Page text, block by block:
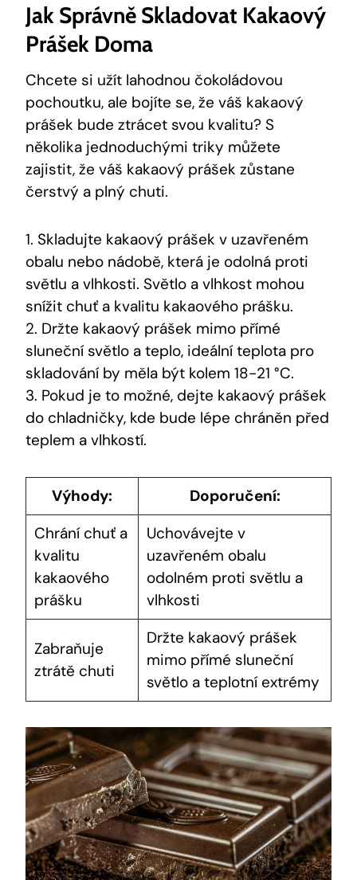
Jak Správně Skladovat Kakaový
Prášek Doma
Chcete si užít lahodnou čokoládovou
pochoutku, ale bojíte se, že váš kakaový
prášek bude ztrácet svou kvalitu? S
několika jednoduchými triky můžete
zajistit, že váš kakaový prášek zůstane
čerstvý a plný chuti.
1. Skladujte kakaový prášek v uzavřeném
obalu nebo nádobě, která je odolná proti
světlu a vlhkosti. Světlo a vlhkost mohou
snížit chuť a kvalitu kakaového prášku.
2. Držte kakaový prášek mimo přímé
sluneční světlo a teplo, ideální teplota pro
skladování by měla být kolem 18-21 °C.
3. Pokud je to možné, dejte kakaový prášek
do chladničky, kde bude lépe chráněn před
teplem a vlhkostí.
Výhody:
Doporučení:
Chrání chuť a
kvalitu
kakaového
prášku
Uchovávejte v
uzavřeném obalu
odolném proti světlu a
vlhkosti
Zabraňuje
ztrátě chuti
Držte kakaový prášek
mimo přímé sluneční
světlo a teplotní extrémy